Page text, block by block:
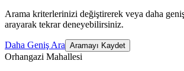
Arama kriterlerinizi değiştirerek veya daha
arayarak tekrar deneyebilirsiniz.
Daha Geniş Ara Aramayı Kaydet
Orhangazi Mahallesi